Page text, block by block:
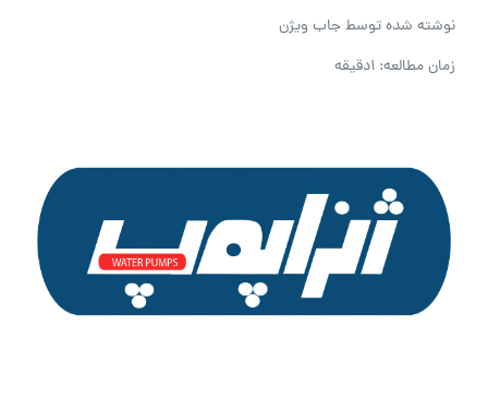
نوشته شده توسطجاب ویژن
زمان مطالعه: 1دقیقه